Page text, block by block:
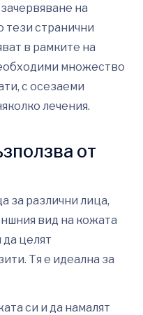
на
тези странични
в рамките на
множество
с осезаеми
лечения.
от
за различни лица,
вид на кожата
да целят
Тя е идеална за
си и да намалят